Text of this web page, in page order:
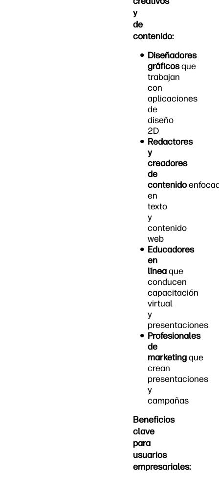
y
de
contenido:
Diseñadores
gráficosque
trabajan
con
aplicaciones
de
diseño
2D
Redactores
y
creadores
de
contenido
en
texto
y
contenido
web
Educadores
en
líneaque
conducen
capacitación
virtual
y
presentaciones
Profesionales
de
marketingque
crean
presentaciones
y
campañas
Beneficios
clave
para
usuarios
empresariales: